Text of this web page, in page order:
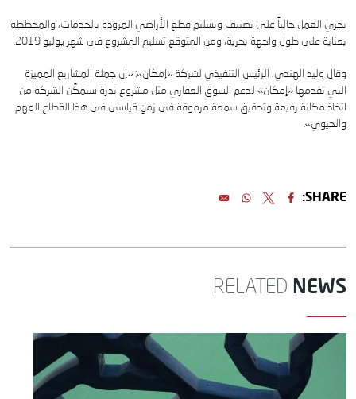
يجري العمل حالياً على تصنيف وتسليم قطع الأراضي المزودة بالخدمات، والمخططة
بعناية على طول واجهة بحرية، ومن المتوقع تسليم المشروع في شهر يوليو 2019.
وقال وليد الهندي، الرئيس التنفيذي لشركة «إمكان»: «إن جملة المشاريع المميزة
التي تقدمها «إمكان» لدعم السوق العقاري مثل مشروع ندرة ستمكّن الشركة من
اتخاذ مكانة رفيعة وتحقيق سمعة مرموقة في زمنٍ قياسي في هذا القطاع المهم
والحيوي».
SHARE:
RELATED NEWS